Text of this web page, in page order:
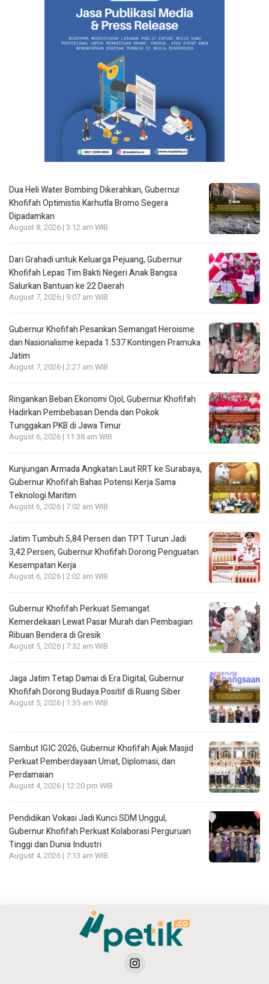
Dua Heli Water Bombing Dikerahkan, Gubernur
Khofifah Optimistis Karhutla Bromo Segera
Dipadamkan
August 8, 2026 | 3:12 am WIB
Dari Grahadi untuk Keluarga Pejuang, Gubernur
Khofifah Lepas Tim Bakti Negeri Anak Bangsa
Salurkan Bantuan ke 22 Daerah
August 7, 2026 | 9:07 am WIB
Gubernur Khofifah Pesankan Semangat Heroisme
dan Nasionalisme kepada 1.537 Kontingen Pramuka
Jatim
August 7, 2026 | 2:27 am WIB
Ringankan Beban Ekonomi Ojol, Gubernur Khofifah
Hadirkan Pembebasan Denda dan Pokok
Tunggakan PKB di Jawa Timur
August 6, 2026 | 11:38 am WIB
Kunjungan Armada Angkatan Laut RRT ke Surabaya,
Gubernur Khofifah Bahas Potensi Kerja Sama
Teknologi Maritim
August 6, 2026 | 7:02 am WIB
Jatim Tumbuh 5,84 Persen dan TPT Turun Jadi
3,42 Persen, Gubernur Khofifah Dorong Penguatan
Kesempatan Kerja
August 6, 2026 | 2:02 am WIB
Gubernur Khofifah Perkuat Semangat
Kemerdekaan Lewat Pasar Murah dan Pembagian
Ribuan Bendera di Gresik
August 5, 2026 | 7:32 am WIB
Jaga Jatim Tetap Damai di Era Digital, Gubernur
Khofifah Dorong Budaya Positif di Ruang Siber
August 5, 2026 | 1:35 am WIB
Sambut IGIC 2026, Gubernur Khofifah Ajak Masjid
Perkuat Pemberdayaan Umat, Diplomasi, dan
Perdamaian
August 4, 2026 | 12:20 pm WIB
Pendidikan Vokasi Jadi Kunci SDM Unggul,
Gubernur Khofifah Perkuat Kolaborasi Perguruan
Tinggi dan Dunia Industri
August 4, 2026 | 7:13 am WIB